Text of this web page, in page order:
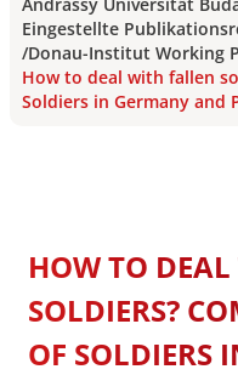
Eingestellte
/Donau-Institut Working
How to deal with fallen
Soldiers in Germany and
HOW TO
SOLDIERS?
OF SOLDIERS